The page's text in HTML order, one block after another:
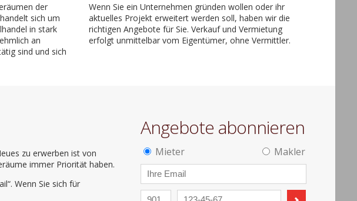
Wenn Sie ein Unternehmen gründen wollen oder ihr
aktuelles Projekt erweitert werden soll, haben wir die
richtigen Angebote für Sie. Verkauf und Vermietung
erfolgt unmittelbar vom Eigentümer, ohne Vermittler.
der
sich um
in stark
an
sind und sich
zu erwerben ist von
immer Priorität haben.
Wenn Sie sich für
Angebote abonnieren
Mieter Makler